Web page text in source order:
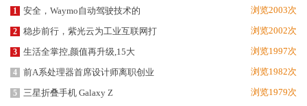
1 安全，Waymo自动驾驶技术的 浏览2003次
2 稳步前行，紫光云为工业互联网打 浏览2002次
3 生活全掌控,颜值再升级,15大 浏览1997次
4 前A系处理器首席设计师离职创业 浏览1982次
5 三星折叠手机 Galaxy Z 浏览1979次